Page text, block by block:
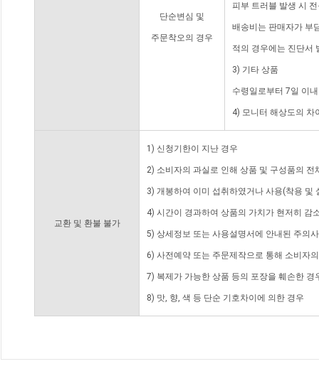
단순변심 및
주문착오의 경우
피부 트러블 발생 시
배송비는 판매자가 부
적의 경우에는 진단서
3) 기타 상품
수령일로부터 7일 이
4) 모니터 해상도의 차
교환 및 환불 불가
1) 신청기한이 지난 경우
2) 소비자의 과실로 인해 상품 및 구성품의
3) 개봉하여 이미 섭취하였거나 사용(착용 및
4) 시간이 경과하여 상품의 가치가 현저히 감
5) 상세정보 또는 사용설명서에 안내된 주의
6) 사전예약 또는 주문제작으로 통해 소비자
7) 복제가 가능한 상품 등의 포장을 훼손한 경
8) 맛, 향, 색 등 단순 기호차이에 의한 경우